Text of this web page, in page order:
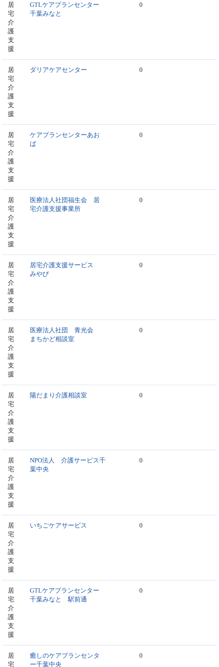
居
宅
介
護
支
援
GTLケアプランセンター
千葉みなと
0
居
宅
介
護
支
援
ダリアケアセンター 0
居
宅
介
護
支
援
ケアプランセンターあお
ば
0
居
宅
介
護
支
援
医療法人社団福生会 居
宅介護支援事業所
0
居
宅
介
護
支
援
居宅介護支援サービス
みやび
0
居
宅
介
護
支
援
医療法人社団 青光会
まちかど相談室
0
居
宅
介
護
支
援
陽だまり介護相談室 0
居
宅
介
護
支
援
NPO法人 介護サービス千
葉中央
0
居
宅
介
護
支
援
いちごケアサービス 0
居
宅
介
護
支
援
GTLケアプランセンター
千葉みなと 駅前通
0
居
宅
癒しのケアプランセンタ
ー千葉中央
0